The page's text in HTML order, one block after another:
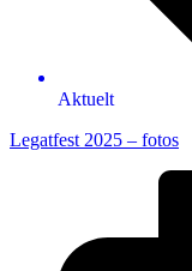
Aktuelt
Legatfest 2025 – fotos